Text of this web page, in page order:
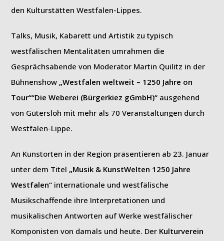
den Kulturstätten Westfalen-Lippes.
Talks, Musik, Kabarett und Artistik zu typisch
westfälischen Mentalitäten umrahmen die
Gesprächsabende von Moderator Martin Quilitz in der
Bühnenshow „Westfalen weltweit – 1250 Jahre on
Tour““Die Weberei (Bürgerkiez gGmbH)“ ausgehend
von Gütersloh mit mehr als 70 Veranstaltungen durch
Westfalen-Lippe.
An Kunstorten in der Region präsentieren ab 23. Januar
unter dem Titel „Musik & KunstWelten 1250 Jahre
Westfalen“ internationale und westfälische
Musikschaffende ihre Interpretationen und
musikalischen Antworten auf Werke westfälischer
Komponisten von damals und heute. Der Kulturverein